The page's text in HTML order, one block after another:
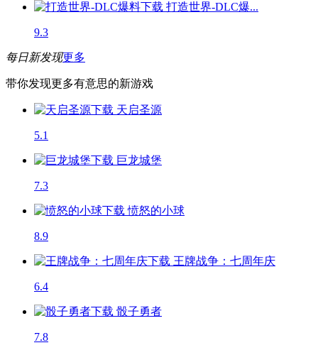
打造世界-DLC爆...
9.3
每日新发现更多
带你发现更多有意思的新游戏
天启圣源
5.1
巨龙城堡
7.3
愤怒的小球
8.9
王牌战争：七周年庆
6.4
骰子勇者
7.8